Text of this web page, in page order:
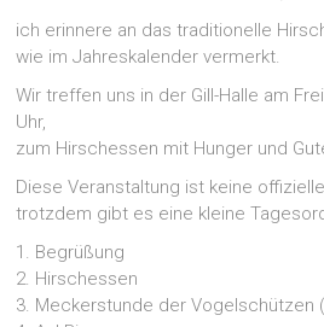
ich erinnere an das traditionelle
wie im Jahreskalender vermerkt.
Wir treffen uns in der Gill-Halle am
Uhr,
zum Hirschessen mit Hunger und
Diese Veranstaltung ist keine
trotzdem gibt es eine kleine
1. Begrüßung
2. Hirschessen
3. Meckerstunde der Vogelschützen